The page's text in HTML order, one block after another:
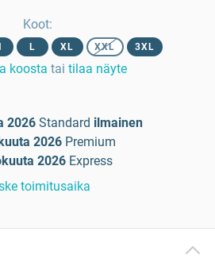
Koot:
L XL XXL 3XL
koosta tai tilaa näyte
2026 Standard ilmainen
2026 Premium
2026 Express
toimitusaika